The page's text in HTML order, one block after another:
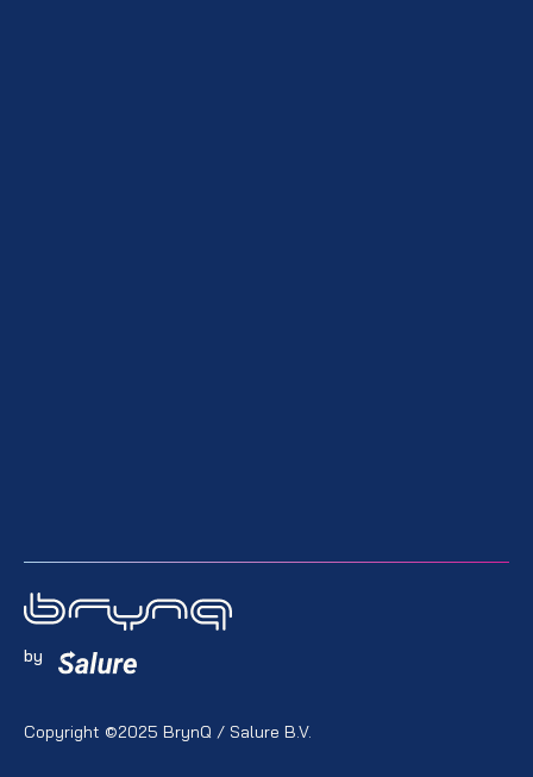
Copyright ©2025 BrynQ / Salure B.V.
by